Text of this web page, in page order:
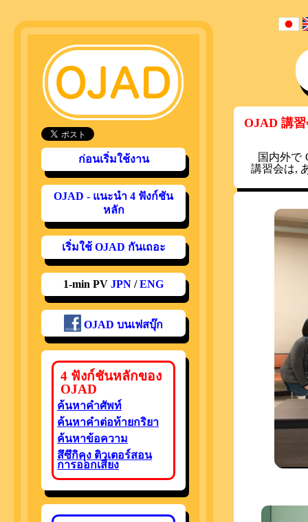
ก่อนเริ่มใช้งาน
OJAD - แนะนำ 4 ฟังก์ชัน
หลัก
เริ่มใช้ OJAD กันเถอะ
1-min PV JPN /ENG
OJAD บนเฟสบุ๊ก
4 ฟังก์ชันหลักของ
OJAD
ค้นหาคำศัพท์
ค้นหาคำต่อท้ายกริยา
ค้นหาข้อความ
สึซึกิคุง ติวเตอร์สอน
การออกเสียง
OJAD 講
国内外で
講習会は,